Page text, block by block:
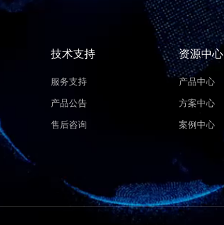
技术支持
服务支持
产品公告
售后咨询
资源中心
产品中心
方案中心
案例中心